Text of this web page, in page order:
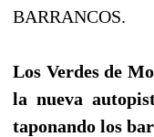
BARRANCOS.
Los Verdes de
la nueva
taponando los